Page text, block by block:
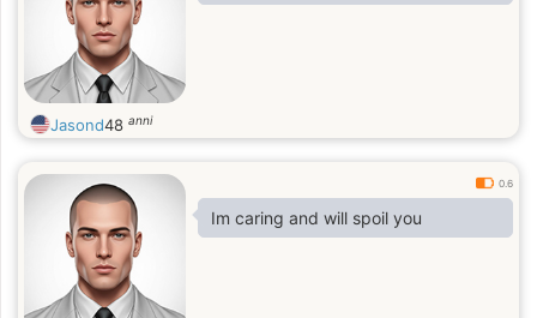
Jasond48 anni
0.6
Im caring and will spoil you